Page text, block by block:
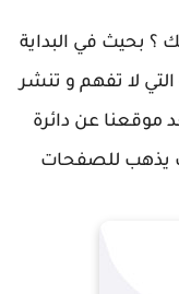
؟ بحيث في البداية
لا تفهم و تنشر
موقعنا عن دائرة
يذهب للصفحات